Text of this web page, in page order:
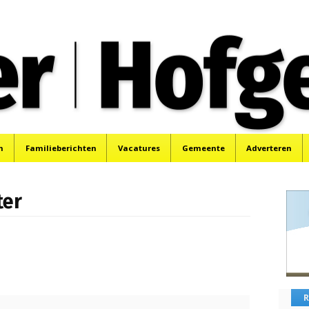
Familieberichten Vacatures Gemeente Adverteren